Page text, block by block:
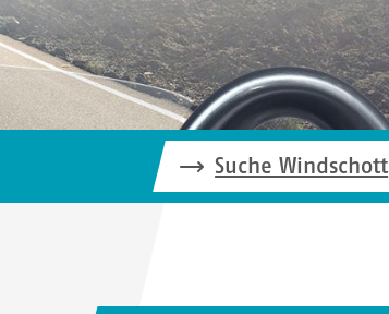
Suche Windschott